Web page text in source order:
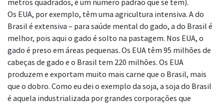
metros quadrados, é um número padrão que se tem).
Os EUA, por exemplo, têm uma agricultura intensiva. A do
Brasil é extensiva – para saúde mental do gado, a do Brasil é
melhor, pois aqui o gado é solto na pastagem. Nos EUA, o
gado é preso em áreas pequenas. Os EUA têm 95 milhões de
cabeças de gado e o Brasil tem 220 milhões. Os EUA
produzem e exportam muito mais carne que o Brasil, mais
que o dobro. Como eu dei o exemplo da soja, a soja do Brasil
é aquela industrializada porgrandes corporações que